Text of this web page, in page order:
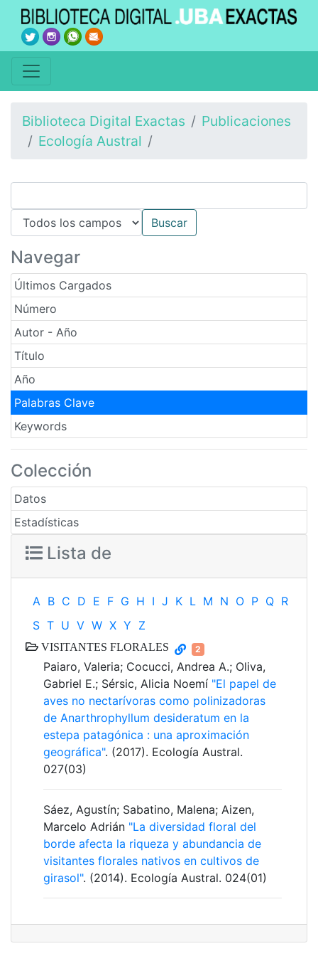
Biblioteca Digital Exactas
Publicaciones
Ecología Austral
Navegar
Últimos Cargados
Número
Autor - Año
Título
Año
Palabras Clave
Keywords
Colección
Datos
Estadísticas
Lista de
A B C D E F G H I J K L M N O P Q R
S T U V W X Y Z
VISITANTES FLORALES 2
Paiaro, Valeria; Cocucci, Andrea A.; Oliva,
Gabriel E.; Sérsic, Alicia Noemí "El papel de
aves no nectarívoras como polinizadoras
de Anarthrophyllum desideratum en la
estepa patagónica : una aproximación
geográfica". (2017). Ecología Austral.
027(03)
Sáez, Agustín; Sabatino, Malena; Aizen,
Marcelo Adrián "La diversidad floral del
borde afecta la riqueza y abundancia de
visitantes florales nativos en cultivos de
girasol". (2014). Ecología Austral. 024(01)